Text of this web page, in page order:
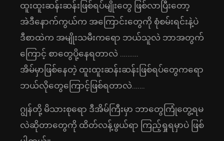
ထူးထူးဆန်းဆန်းဖြစ်ရပ်မျိုးတွေ ဖြစ်လာပြီးတော့
အဲဒီနောက်ကွယ်က အကြောင်းတွေကို စုံစမ်းရင်းနဲ့ပဲ
ဒီစာထဲက အမျိုးသမီးကရော ဘယ်သူလဲ ဘာအတွက်
ကြောင့် စာတွေပို့နေရတာလဲ ……….
အိမ်မှာဖြစ်နေတဲ့ ထူးထူးဆန်းဆန်းဖြစ်ရပ်တွေကရော
ဘယ်လိုတွေကြောင့်ဖြစ်ရတာလဲ…….
ဂျွန်တို့ မိသားစုရော ဒီအိမ်ကြီးမှာ ဘာတွေကြုံတွေ့ရမ
လဲဆိုတာတွေကို ထိတ်လန့်ဖွယ်ရာ ကြည့်ရှုရမှာပဲ ဖြစ်